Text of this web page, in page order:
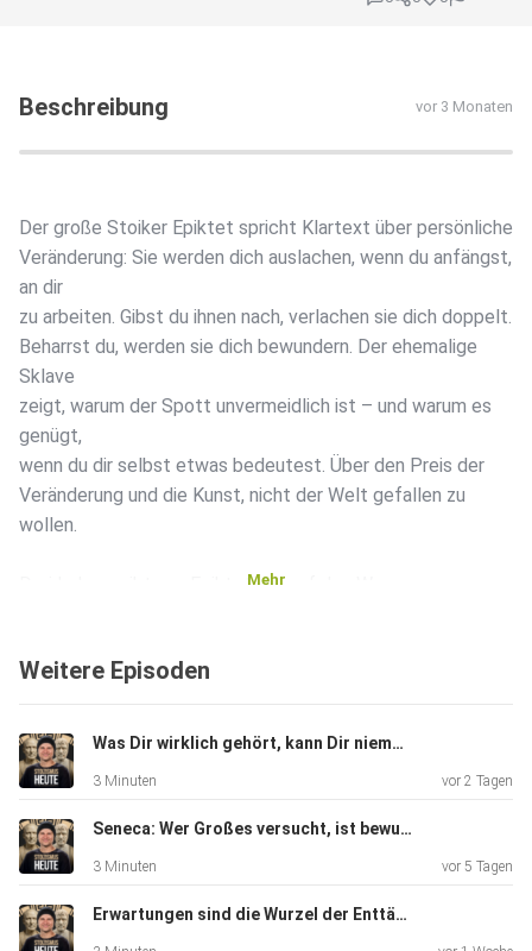
Beschreibung vor 3 Monaten
Der große Stoiker Epiktet spricht Klartext über persönliche
Veränderung: Sie werden dich auslachen, wenn du anfängst,
an dir
zu arbeiten. Gibst du ihnen nach, verlachen sie dich doppelt.
Beharrst du, werden sie dich bewundern. Der ehemalige
Sklave
zeigt, warum der Spott unvermeidlich ist – und warum es
genügt,
wenn du dir selbst etwas bedeutest. Über den Preis der
Veränderung und die Kunst, nicht der Welt gefallen zu
wollen.
Drei Lehren gibt uns Epiktet mit auf den Weg:
Halte dir täglich den Tod vor Augen, so wirst du nie niedrig
Wenn du an dir arbeitest, werden sie dich auslachen –
beharrst du, werden sie dich bewundern.
Willst du der Welt gefallen, hast du dich selbst verloren –
Mehr
Weitere Episoden
Was Dir wirklich gehört, kann Dir niemand nehmen #260
3 Minuten vor 2 Tagen
Seneca: Wer Großes versucht, ist bewundernswert – auch wenn er fällt #259
3 Minuten vor 5 Tagen
Erwartungen sind die Wurzel der Enttäuschung #258